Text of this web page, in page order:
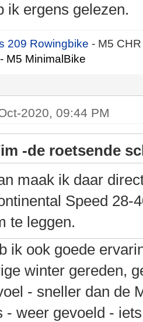
ik ergens gelezen.
209 Rowingbike- M5
M5 MinimalBike
2020, 09:44 PM
-de roetsende
maak ik daar
Speed 28-
te leggen.
ik ook goede
winter gereden,
- sneller dan de
- weer gevoeld -